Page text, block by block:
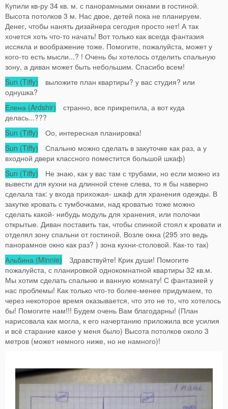
Купили кв-ру 34 кв. м. с панорамными окнами в гостиной.
Высота потолков 3 м. Нас двое, детей пока не планируем.
Денег, чтобы нанять дизайнера сегодня просто нет! А так
хочется хоть что-то начать! Вот только как всегда фантазия
иссякла и воображение тоже. Помогите, пожалуйста, может у
кого-то есть мысли...? ! Очень бы хотелось отделить спальную
зону, а диван может быть небольшим. Спасибо всем!
Sun (Tiffy) выложите план квартиры? у вас студия? или
однушка?
Елена (Ardshir) странно, все прикрепила, а вот куда
делась...???
Sun (Tiffy) Оо, интересная планировка!
Sun (Tiffy) Спальню можно сделать в закуточке как раз, а у
входной двери классного поместится большой шкаф)
Sun (Tiffy) Не знаю, как у вас там с трубами, но если можно из
вывести для кухни на длинной стене слева, то я бы наверно
сделала так: у входа прихожая- шкаф для хранения одежды. В
закутке кровать с тумбочками, над кроватью тоже можно
сделать какой- нибудь модуль для хранения, или полочки
открытые. Диван поставить так, чтобы спинкой стоял к кровати и
отделял зону спальни от гостиной. Возле окна (295 это ведь
панорамное окно как раз? ) зона кухни-столовой. Как-то так)
Альбина (Minnie) Здравствуйте! Крик души! Помогите
пожалуйста, с планировкой однокомнатной квартиры 32 кв.м.
Мы хотим сделать спальню и ванную комнату! С фантазией у
нас проблемы! Как только что-то более-менее придумаем, то
через некоторое время оказывается, что это не то, что хотелось
бы! Помогите нам!!! Будем очень Вам благодарны! (План
нарисовала как могла, к его начертанию приложила все усилия
и всё старание какое у меня было) Высота потолков около 3
метров (может немного ниже, но не намного)!